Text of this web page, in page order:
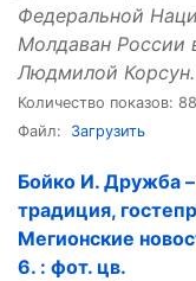
Федеральной
Молдаван России
Людмилой Корсун.
Количество показов:
Файл: Загрузить
Бойко И. Дружба
традиция,
Мегионские
6. : фот. цв.